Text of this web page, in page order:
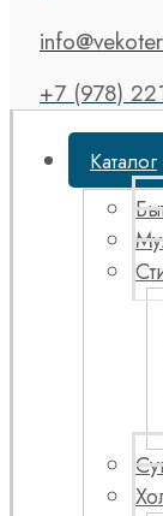
+7 (978)
Каталог